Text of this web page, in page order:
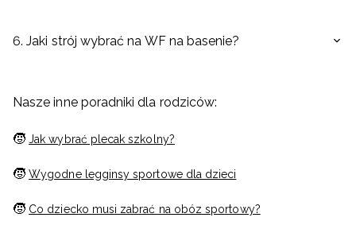
6. Jaki strój wybrać na WF na basenie?
Nasze inne poradniki dla rodziców:
🧒Jak wybrać plecak szkolny?
🧒Wygodne legginsy sportowe dla dzieci
🧒 Co dziecko musi zabrać na obóz sportowy?